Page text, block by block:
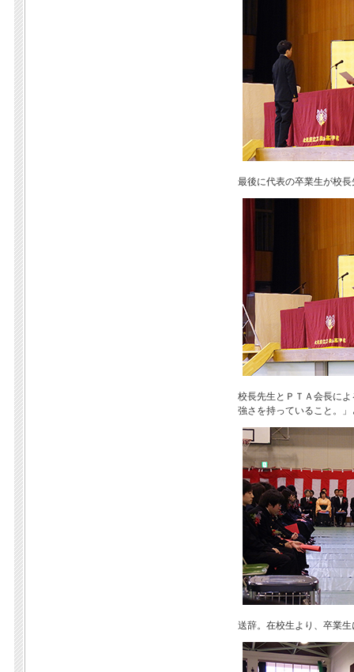
最後に代表の卒業生が校
校長先生とＰＴＡ会長に
強さを持っていること。
送辞。在校生より、卒業